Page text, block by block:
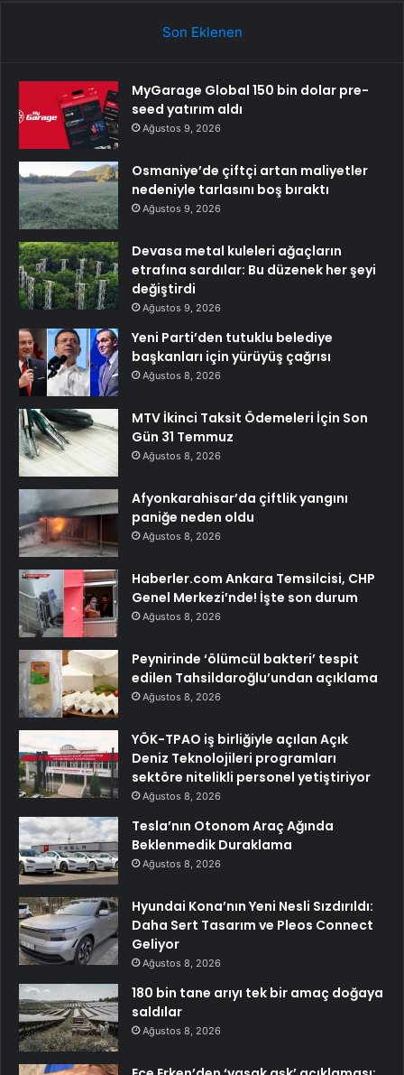
Son Eklenen
MyGarage Global 150 bin dolar pre-
seed yatırım aldı
Ağustos 9, 2026
Osmaniye’de çiftçi artan maliyetler
nedeniyle tarlasını boş bıraktı
Ağustos 9, 2026
Devasa metal kuleleri ağaçların
etrafına sardılar: Bu düzenek her şeyi
değiştirdi
Ağustos 9, 2026
Yeni Parti’den tutuklu belediye
başkanları için yürüyüş çağrısı
Ağustos 8, 2026
MTV İkinci Taksit Ödemeleri İçin Son
Gün 31 Temmuz
Ağustos 8, 2026
Afyonkarahisar’da çiftlik yangını
paniğe neden oldu
Ağustos 8, 2026
Haberler.com Ankara Temsilcisi, CHP
Genel Merkezi’nde! İşte son durum
Ağustos 8, 2026
Peynirinde ‘ölümcül bakteri’ tespit
edilen Tahsildaroğlu’undan açıklama
Ağustos 8, 2026
YÖK-TPAO iş birliğiyle açılan Açık
Deniz Teknolojileri programları
sektöre nitelikli personel yetiştiriyor
Ağustos 8, 2026
Tesla’nın Otonom Araç Ağında
Beklenmedik Duraklama
Ağustos 8, 2026
Hyundai Kona’nın Yeni Nesli Sızdırıldı:
Daha Sert Tasarım ve Pleos Connect
Geliyor
Ağustos 8, 2026
180 bin tane arıyı tek bir amaç doğaya
saldılar
Ağustos 8, 2026